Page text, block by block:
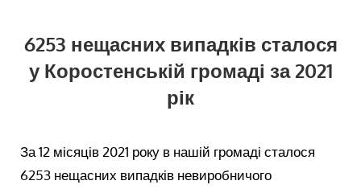
6253 нещасних випадків сталося
у Коростенській громаді за 2021
рік
За 12 місяців 2021 року в нашій громаді сталося
6253 нещасних випадків невиробничого